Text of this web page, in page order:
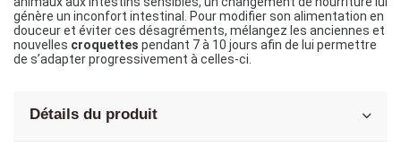
génère un inconfort intestinal. Pour modifier son alimentation en
douceur et éviter ces désagréments, mélangez les anciennes et
nouvelles croquettes pendant 7 à 10 jours afin de lui permettre
de s’adapter progressivement à celles-ci.
Détails du produit